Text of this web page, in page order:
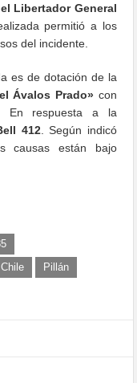
Libertador General
permitió a los
del incidente.
es de dotación de la
Ávalos Prado» con
En respuesta a la
412. Según indicó
causas están bajo
Pillán